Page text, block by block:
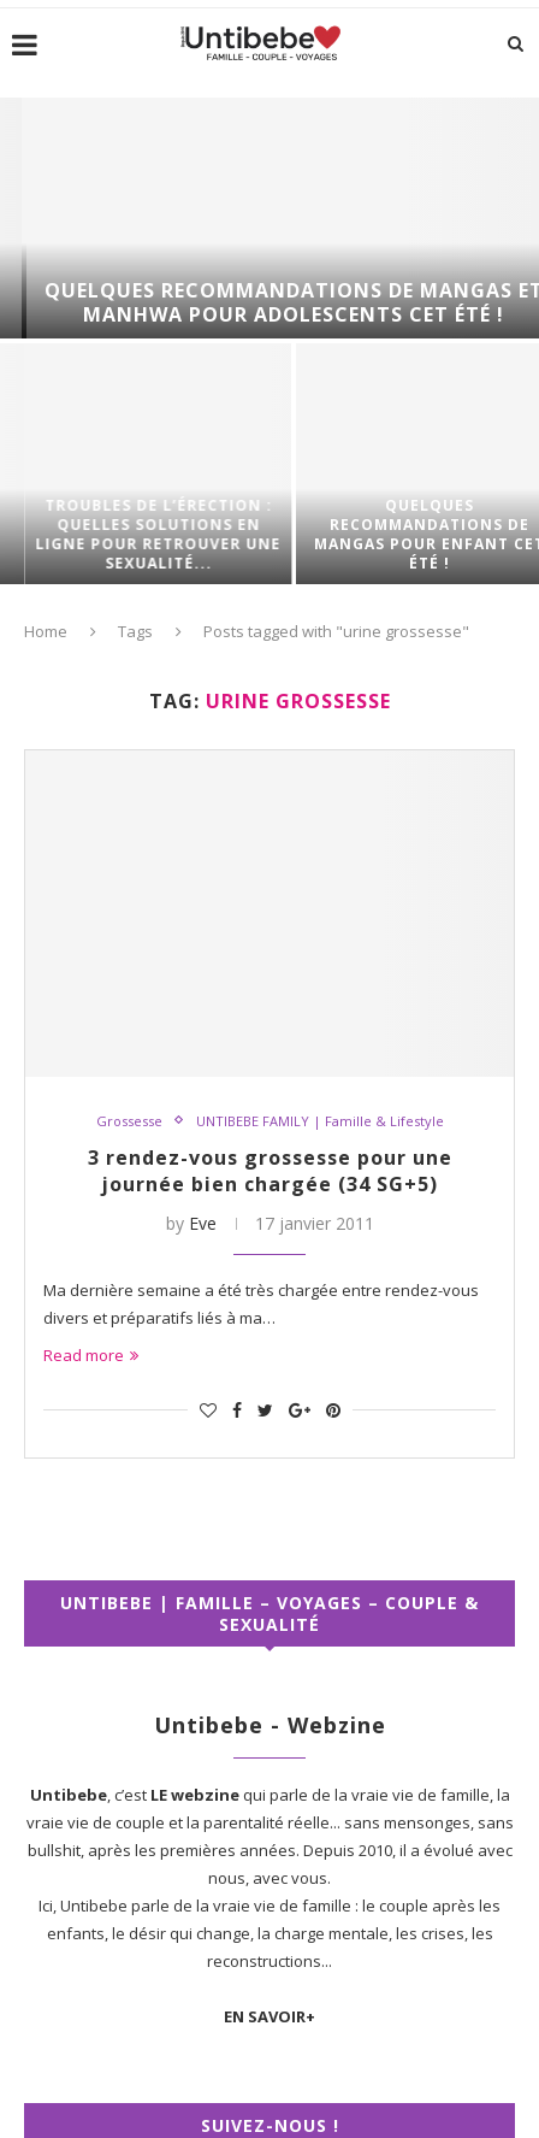
QUELQUES RECOMMANDATIONS DE MANGAS ET
MANHWA POUR ADOLESCENTS CET ÉTÉ !
TROUBLES DE L’ÉRECTION :
QUELLES SOLUTIONS EN
LIGNE POUR RETROUVER UNE
SEXUALITÉ...
QUELQUES
RECOMMANDATIONS DE
MANGAS POUR ENFANT CET
ÉTÉ !
Home Tags Posts tagged with "urine grossesse"
TAG: URINE GROSSESSE
Grossesse UNTIBEBE FAMILY | Famille & Lifestyle
3 rendez-vous grossesse pour une
journée bien chargée (34 SG+5)
by Eve 17 janvier 2011
Ma dernière semaine a été très chargée entre rendez-vous
divers et préparatifs liés à ma…
Read more
UNTIBEBE | FAMILLE – VOYAGES – COUPLE &
SEXUALITÉ
Untibebe - Webzine
Untibebe, c’est LE webzinequi parle de la vraie vie de famille, la
vraie vie de couple et la parentalité réelle... sans mensonges, sans
bullshit, après les premières années. Depuis 2010, il a évolué avec
nous, avec vous.
Ici, Untibebe parle de la vraie vie de famille : le couple après les
enfants, le désir qui change, la charge mentale, les crises, les
reconstructions...
EN SAVOIR+
SUIVEZ-NOUS !